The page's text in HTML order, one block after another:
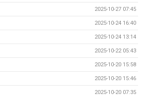
2025-10-27 07:45
2025-10-24 16:40
2025-10-24 13:14
2025-10-22 05:43
2025-10-20 15:58
2025-10-20 15:46
2025-10-20 07:35